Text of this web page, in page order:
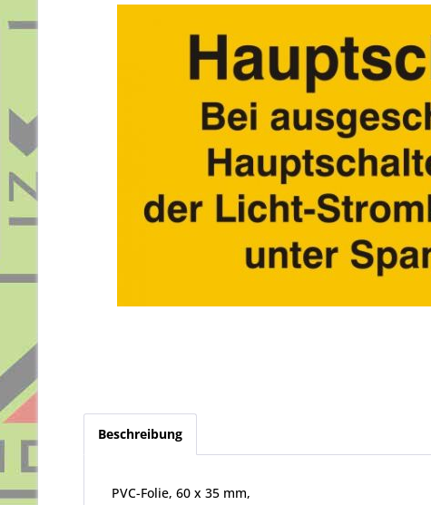
Beschreibung
PVC-Folie, 60 x 35 mm,